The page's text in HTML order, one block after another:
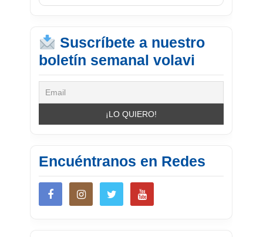
Suscríbete a nuestro
boletín semanal volavi
Encuéntranos en Redes